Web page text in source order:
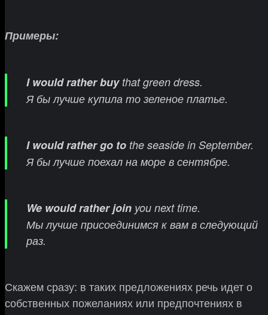
Примеры:
I would ratherbuythat green dress.
Я бы лучше купила то зеленое платье.
I would rather go to the seaside in September.
Я бы лучше поехал на море в сентябре.
We would rather join you next time.
Мы лучше присоединимся к вам в следующий
раз.
Скажем сразу: в таких предложениях речь идет о
собственных пожеланиях или предпочтениях в